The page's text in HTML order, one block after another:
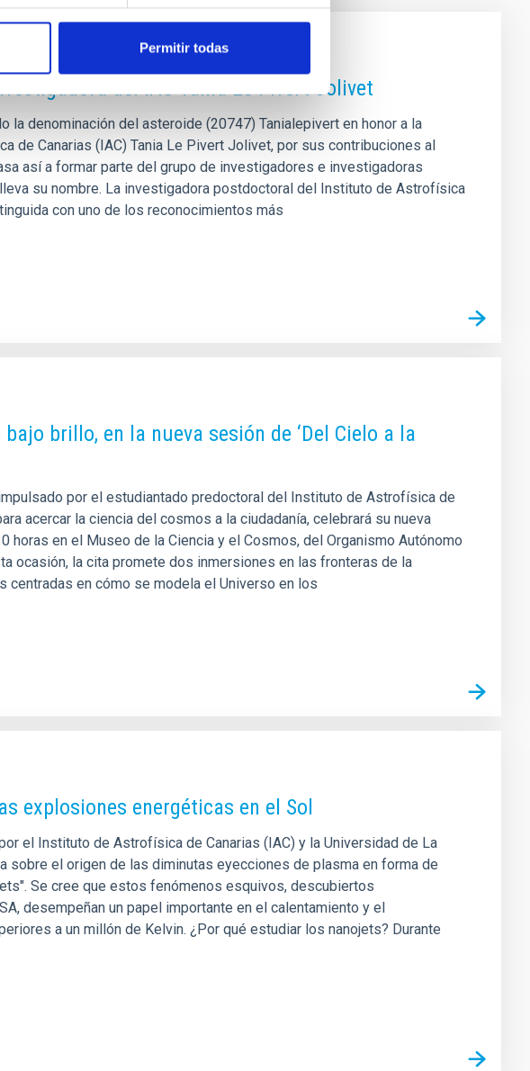
Permitir todas
del IAC Tania Le Pivert Jolivet
la denominación del asteroide (20747) Tanialepivert en honor a la
de Canarias (IAC) Tania Le Pivert Jolivet, por sus contribuciones al
así a formar parte del grupo de investigadores e investigadoras
su nombre. La investigadora postdoctoral del Instituto de Astrofísica
con uno de los reconocimientos más
brillo, en la nueva sesión de ‘Del Cielo a la
por el estudiantado predoctoral del Instituto de Astrofísica de
acercar la ciencia del cosmos a la ciudadanía, celebrará su nueva
en el Museo de la Ciencia y el Cosmos, del Organismo Autónomo
ocasión, la cita promete dos inmersiones en las fronteras de la
en cómo se modela el Universo en los
explosiones energéticas en el Sol
el Instituto de Astrofísica de Canarias (IAC) y la Universidad de La
sobre el origen de las diminutas eyecciones de plasma en forma de
Se cree que estos fenómenos esquivos, descubiertos
desempeñan un papel importante en el calentamiento y el
a un millón de Kelvin. ¿Por qué estudiar los nanojets? Durante